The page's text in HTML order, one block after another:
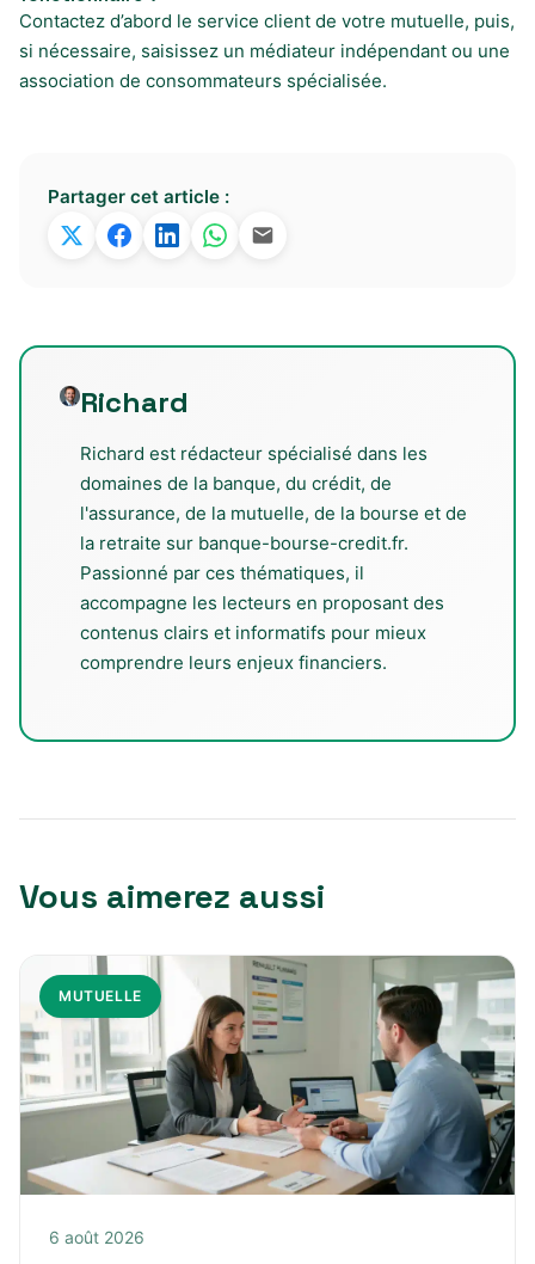
Contactez d’abord le service client de votre mutuelle, puis,
si nécessaire, saisissez un médiateur indépendant ou une
association de consommateurs spécialisée.
Partager cet article :
Richard
Richard est rédacteur spécialisé dans les
domaines de la banque, du crédit, de
l'assurance, de la mutuelle, de la bourse et de
la retraite sur banque-bourse-credit.fr.
Passionné par ces thématiques, il
accompagne les lecteurs en proposant des
contenus clairs et informatifs pour mieux
comprendre leurs enjeux financiers.
Vous aimerez aussi
MUTUELLE
6 août 2026